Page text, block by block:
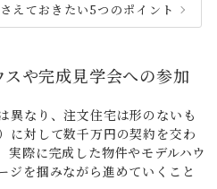
えておきたい5つのポイント
や完成見学会への参加
異なり、注文住宅は形のないも
に対して数千万円の契約を交わ
実際に完成した物件やモデルハウ
ジを掴みながら進めていくこと